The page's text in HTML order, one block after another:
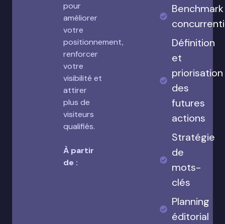
pour
améliorer
votre
positionnement,
renforcer
votre
visibilité et
attirer
plus de
visiteurs
qualifiés.
À partir
de :
Benchmark
Définition
et
priorisation
des
futures
actions
Stratégie
de
mots-
clés
Planning
éditorial